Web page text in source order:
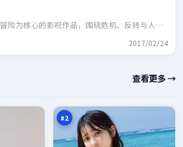
险为核心的影视作品，围绕危机、反转与人物
2017/02/24
查看更多 →
#2